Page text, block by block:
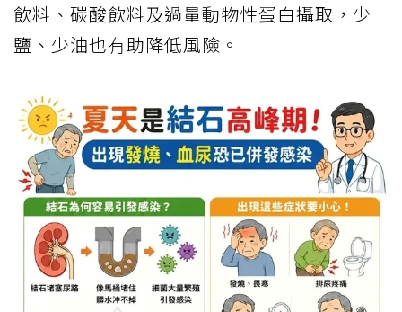
飲料、碳酸飲料及過量動物性蛋白攝取，少
鹽、少油也有助降低風險。